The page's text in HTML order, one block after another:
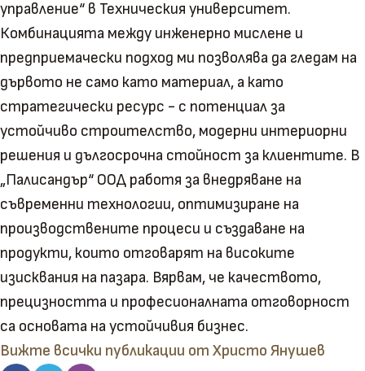
управление“ в Техническия университет.
Комбинацията между инженерно мислене и
предприемачески подход ми позволява да гледам на
дървото не само като материал, а като
стратегически ресурс - с потенциал за
устойчиво строителство, модерни интериорни
решения и дългосрочна стойност за клиентите. В
„Палисандър“ ООД работя за внедряване на
съвременни технологии, оптимизиране на
производствените процеси и създаване на
продукти, които отговарят на високите
изисквания на пазара. Вярвам, че качеството,
прецизността и професионалната отговорност
са основата на устойчивия бизнес.
Вижте всички публикации от Христо Янушев